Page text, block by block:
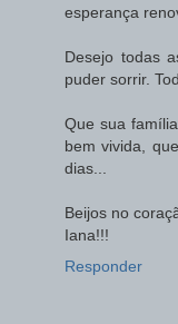
esperança
Desejo todas
puder sorrir.
Que sua
bem vivida,
dias...
Beijos no
Iana!!!
Responder